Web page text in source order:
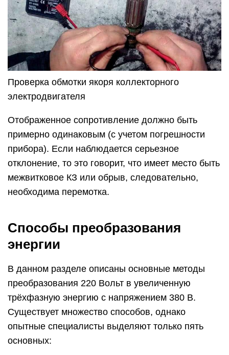
Проверка обмотки якоря коллекторного
электродвигателя
Отображенное сопротивление должно быть
примерно одинаковым (с учетом погрешности
прибора). Если наблюдается серьезное
отклонение, то это говорит, что имеет место быть
межвитковое КЗ или обрыв, следовательно,
необходима перемотка.
Способы преобразования
энергии
В данном разделе описаны основные методы
преобразования 220 Вольт в увеличенную
трёхфазную энергию с напряжением 380 В.
Существует множество способов, однако
опытные специалисты выделяют только пять
основных: